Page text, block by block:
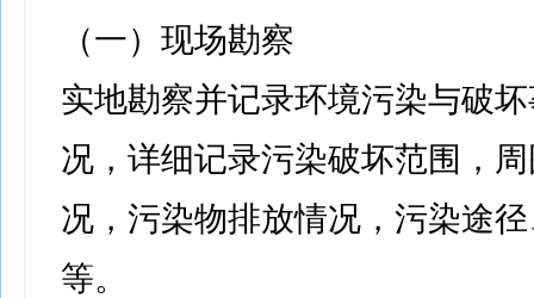
（一）现场勘察
实地勘察并记录环境污染与破
况，详细记录污染破坏范围，
况，污染物排放情况，污染途
等。